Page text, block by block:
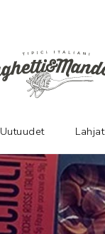
Uutuudet Lahjat